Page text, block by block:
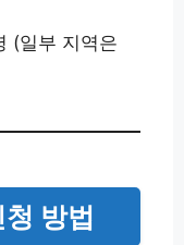
(일부 지역은
방법